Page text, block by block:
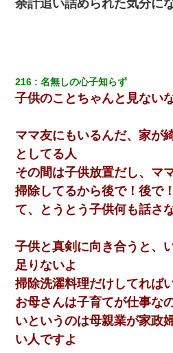
9月に付き合い始めたけどこの、こ
別れた。その元彼が交通事故で重体
｢昨日はお兄ちゃんと一緒にお風呂に
の話をしていたA子が事故で亡くな
驚愕…
【GJ!】会社から帰宅中、広い駐車
子供の頃、母の弟にイタズラされて
ってしまった。拒絶したら「全部バ
で両親に全部話した。
私「まとめ買いして冷凍ストックし
レ！」私「なんでよ」Ａ「ケーチ！
凸してきた
余計追い詰められた気分に
216 名無しの心子知らず
子供のことちゃんと見ない
ママ友にもいるんだ、家が
としてる人
その間は子供放置だし、マ
掃除してるから後で！後で
て、とうとう子供何も話さ
子供と真剣に向き合うと、
足りないよ
掃除洗濯料理だけしてれば
お母さんは子育てが仕事な
いというのは母親業が家政
い人ですよ